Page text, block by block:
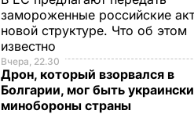
замороженные российские
новой структуре. Что об этом
известно
Вчера, 22.30
Дрон, который взорвался в
Болгарии, мог быть
минобороны страны